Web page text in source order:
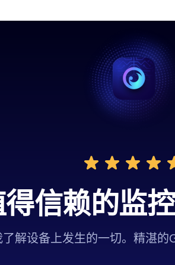
信赖的监
解设备上发生的一切。精湛的